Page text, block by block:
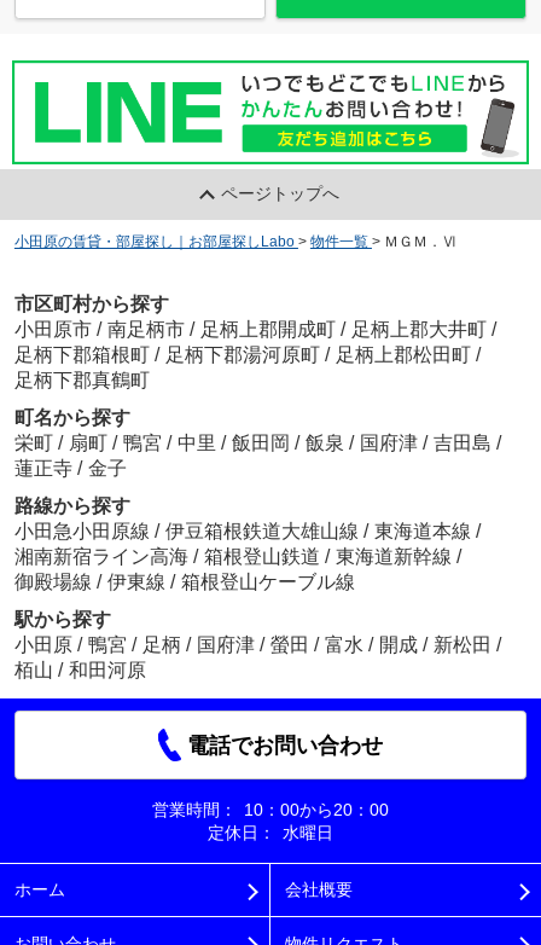
ページトップへ
小田原の賃貸・部屋探し｜お部屋探しLabo > 物件一覧 > ＭＧＭ．Ⅵ
市区町村から探す
小田原市 / 南足柄市 / 足柄上郡開成町 / 足柄上郡大井町 /
足柄下郡箱根町 / 足柄下郡湯河原町 / 足柄上郡松田町 /
足柄下郡真鶴町
町名から探す
栄町 / 扇町 / 鴨宮 / 中里 / 飯田岡 / 飯泉 / 国府津 / 吉田島 /
蓮正寺 / 金子
路線から探す
小田急小田原線 / 伊豆箱根鉄道大雄山線 / 東海道本線 /
湘南新宿ライン高海 / 箱根登山鉄道 / 東海道新幹線 /
御殿場線 / 伊東線 / 箱根登山ケーブル線
駅から探す
小田原 / 鴨宮 / 足柄 / 国府津 / 螢田 / 富水 / 開成 / 新松田 /
栢山 / 和田河原
電話でお問い合わせ
営業時間：
10：00から20：00
定休日：
水曜日
ホーム 会社概要